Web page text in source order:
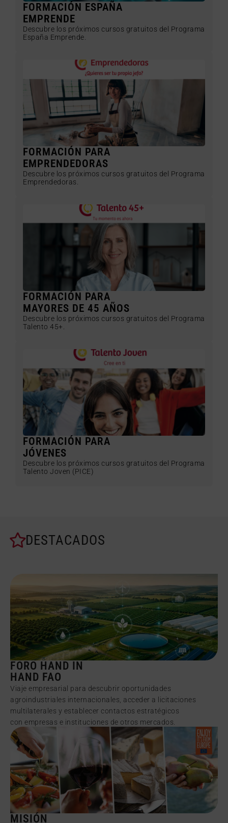
FORMACIÓN ESPAÑA
EMPRENDE
Descubre los próximos cursos gratuitos del Programa
España Emprende.
FORMACIÓN PARA
EMPRENDEDORAS
Descubre los próximos cursos gratuitos del Programa
Emprendedoras.
FORMACIÓN PARA
MAYORES DE 45 AÑOS
Descubre los próximos cursos gratuitos del Programa
Talento 45+.
FORMACIÓN PARA
JÓVENES
Descubre los próximos cursos gratuitos del Programa
Talento Joven (PICE)
DESTACADOS
FORO HAND IN
HAND FAO
Viaje empresarial para descubrir oportunidades
agroindustriales internacionales, acceder a licitaciones
multilaterales y establecer contactos estratégicos
con empresas e instituciones de otros mercados.
MISIÓN